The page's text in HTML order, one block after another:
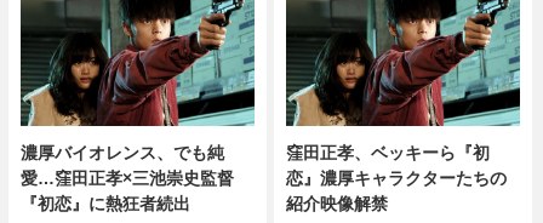
濃厚バイオレンス、でも純
愛…窪田正孝×三池崇史監督
『初恋』に熱狂者続出
窪田正孝、ベッキーら『初
恋』濃厚キャラクターたちの
紹介映像解禁